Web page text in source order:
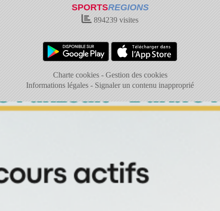
SPORTSREGIONS
894239 visites
Charte cookies
Gestion des cookies
Informations légales
Signaler un contenu inapproprié